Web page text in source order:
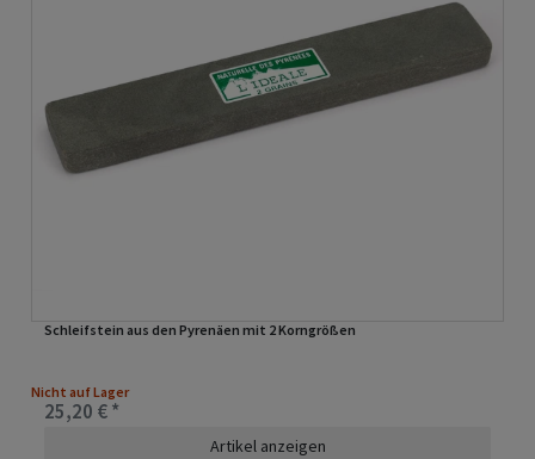
Schleifstein aus den Pyrenäen mit 2 Korngrößen
Nicht auf Lager
25,20 € *
Artikel anzeigen